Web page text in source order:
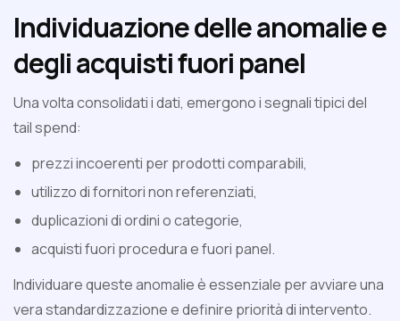
Individuazione delle anomalie e
degli acquisti fuori panel
Una volta consolidati i dati, emergono i segnali tipici del
tail spend:
prezzi incoerenti per prodotti comparabili,
utilizzo di fornitori non referenziati,
duplicazioni di ordini o categorie,
acquisti fuori procedura e fuori panel.
Individuare queste anomalie è essenziale per avviare una
vera standardizzazione e definire priorità di intervento.